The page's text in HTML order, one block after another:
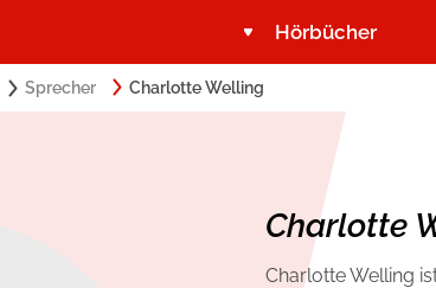
Hörbücher
Belletristik
Romance by
Krimi und Thriller
Über USM Audio
Presse
Suchbegriff eingeben:
Sprecher
Charlotte Welling
Charlotte
Charlotte Welling